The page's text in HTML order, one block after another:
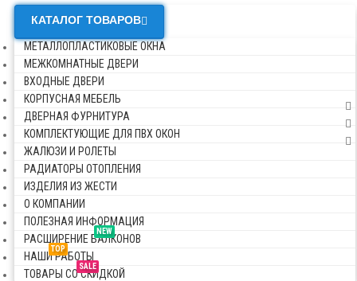
КАТАЛОГ ТОВАРОВ
МЕТАЛЛОПЛАСТИКОВЫЕ ОКНА
МЕЖКОМНАТНЫЕ ДВЕРИ
ВХОДНЫЕ ДВЕРИ
КОРПУСНАЯ МЕБЕЛЬ
ДВЕРНАЯ ФУРНИТУРА
КОМПЛЕКТУЮЩИЕ ДЛЯ ПВХ ОКОН
ЖАЛЮЗИ И РОЛЕТЫ
РАДИАТОРЫ ОТОПЛЕНИЯ
ИЗДЕЛИЯ ИЗ ЖЕСТИ
О КОМПАНИИ
ПОЛЕЗНАЯ ИНФОРМАЦИЯ
NEW
РАСШИРЕНИЕ БАЛКОНОВ
TOP
НАШИ РАБОТЫ
SALE
ТОВАРЫ СО СКИДКОЙ